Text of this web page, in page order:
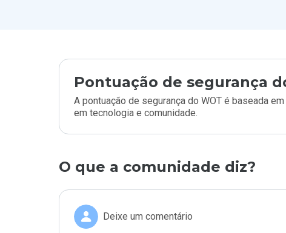
Pontuação de segurança
A pontuação de segurança do WOT é baseada
em tecnologia e comunidade.
O que a comunidade diz?
Deixe um comentário